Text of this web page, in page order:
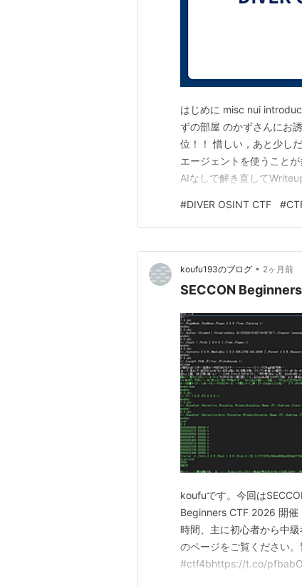
はじめに misc nui
ずの部屋 のかずさんにお
位！！ 惜しい，あと少し
エージェントを使うこと
AIなしで解き直して
PowerShot SX70 HSで撮
#DIVER OSINT CTF #
koufu193のブログ • 2ヶ月前
SECCON
koufuです。今回は
Beginners CTF 2026 開
時間、主に初心者から中
のページをご覧ください
#ctf4bhttps://t.co/